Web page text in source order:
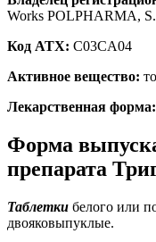
Works POLPHARMA,
Код ATX: C03CA04
Активное вещество:
Лекарственная форма:
Форма
препарата
Таблетки белого или
двояковыпуклые.